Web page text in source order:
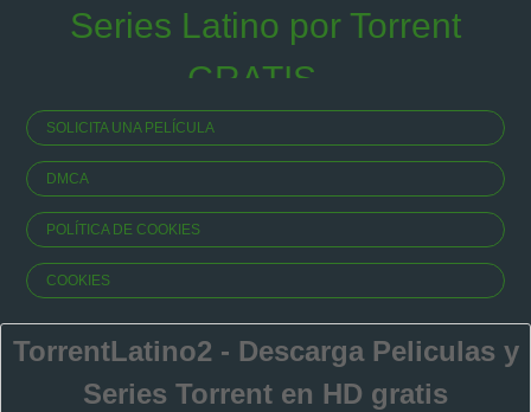
Series Latino por Torrent
GRATIS...
SOLICITA UNA PELÍCULA
DMCA
POLÍTICA DE COOKIES
COOKIES
TorrentLatino2 - Descarga Peliculas y
Series Torrent en HD gratis